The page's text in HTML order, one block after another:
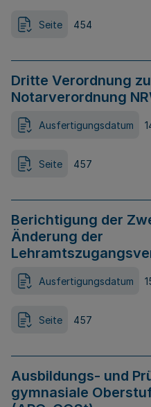
Seite 454
Dritte Verordnung
Notarverordnung
Ausfertigungsdatum
Seite 457
Berichtigung der
Änderung der
Ausfertigungsdatum
Seite 457
Ausbildungs- und
gymnasiale